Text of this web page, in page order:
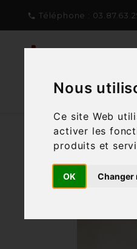
Nous
Ce site Web
activer les
produits et
OK Changer
 Téléphone :